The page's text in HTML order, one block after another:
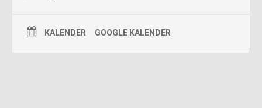
KALENDER GOOGLE KALENDER